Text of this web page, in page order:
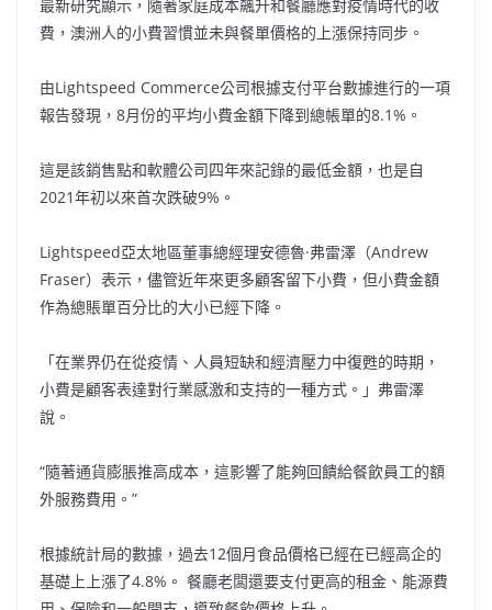
最新研究顯示，隨著家庭成本飆升和餐廳應對疫情時代的收
費，澳洲人的小費習慣並未與餐單價格的上漲保持同步。
由Lightspeed Commerce公司根據支付平台數據進行的一項
報告發現，8月份的平均小費金額下降到總帳單的8.1%。
這是該銷售點和軟體公司四年來記錄的最低金額，也是自
2021年初以來首次跌破9%。
Lightspeed亞太地區董事總經理安德魯·弗雷澤（Andrew
Fraser）表示，儘管近年來更多顧客留下小費，但小費金額
作為總賬單百分比的大小已經下降。
「在業界仍在從疫情、人員短缺和經濟壓力中復甦的時期，
小費是顧客表達對行業感激和支持的一種方式。」弗雷澤
說。
“隨著通貨膨脹推高成本，這影響了能夠回饋給餐飲員工的額
外服務費用。”
根據統計局的數據，過去12個月食品價格已經在已經高企的
基礎上上漲了4.8%。 餐廳老闆還要支付更高的租金、能源費